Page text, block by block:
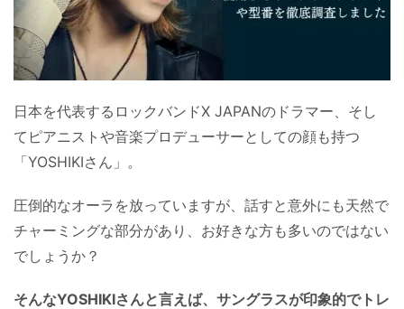
日本を代表するロックバンドX JAPANのドラマー、そし
てピアニストや音楽プロデューサーとしての顔も持つ
「YOSHIKIさん」。
圧倒的なオーラを放っていますが、話すと意外にも天然で
チャーミングな部分があり、お好きな方も多いのではない
でしょうか？
そんなYOSHIKIさんと言えば、サングラスが印象的でトレ